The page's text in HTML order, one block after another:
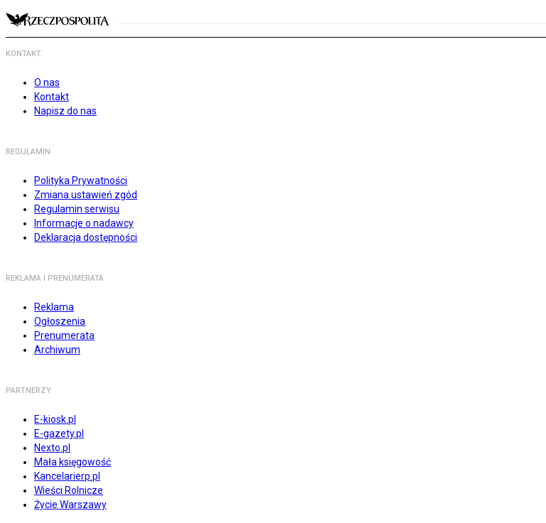
KONTAKT
O nas
Kontakt
Napisz do nas
REGULAMIN
Polityka Prywatności
Zmiana ustawień zgód
Regulamin serwisu
Informacje o nadawcy
Deklaracja dostępności
REKLAMA I PRENUMERATA
Reklama
Ogłoszenia
Prenumerata
Archiwum
PARTNERZY
E-kiosk.pl
E-gazety.pl
Nexto.pl
Mała księgowość
Kancelarierp.pl
Wieści Rolnicze
Życie Warszawy